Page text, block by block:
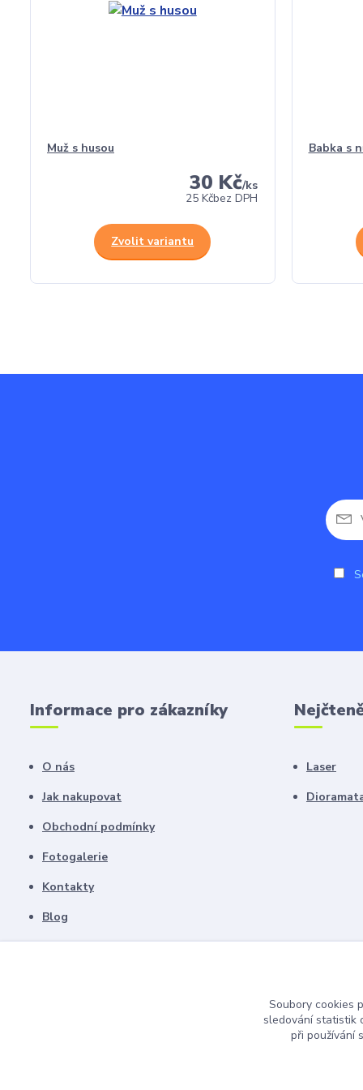
Muž s husou
30 Kč/ks
25 Kčbez DPH
Zvolit variantu
Babka s
Informace pro zákazníky
O nás
Jak nakupovat
Obchodní podmínky
Fotogalerie
Kontakty
Blog
Laser
Soubory cookies
sledování statistik
při používání